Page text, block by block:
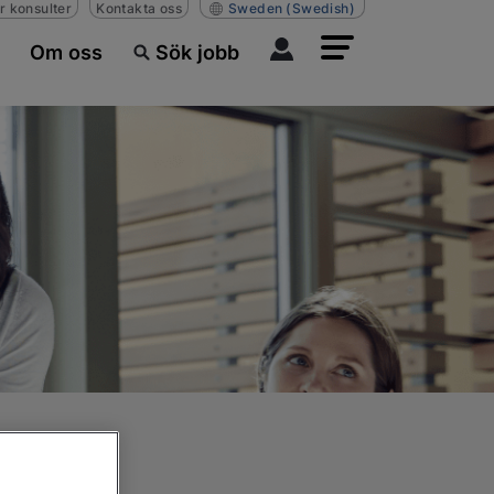
Om oss Sök jobb
konsulter Kontakta oss Sweden (Swedish)